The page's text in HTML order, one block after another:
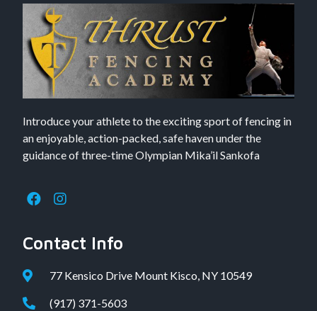
Introduce your athlete to the exciting sport of fencing in
an enjoyable, action-packed, safe haven under the
guidance of three-time Olympian Mika’il Sankofa
Contact Info
77 Kensico Drive Mount Kisco, NY 10549
(917) 371-5603